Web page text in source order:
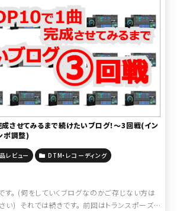
させてみるまで続けたいブログ！～3回戦(イン
ポ調整)
レビュー DTM・レコーディング
す。 (何をしていくブログなのかご存じない方は
い) それでは続きです。 前回はトランスポーズの